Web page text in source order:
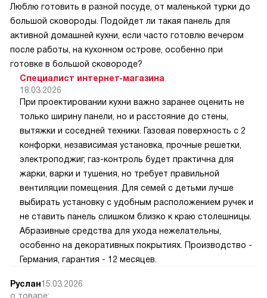
Люблю готовить в разной посуде, от маленькой турки до
большой сковороды. Подойдет ли такая панель для
активной домашней кухни, если часто готовлю вечером
после работы, на кухонном острове, особенно при
готовке в большой сковороде?
Специалист интернет-магазина
18.03.2026
При проектировании кухни важно заранее оценить не
только ширину панели, но и расстояние до стены,
вытяжки и соседней техники. Газовая поверхность с 2
конфорки, независимая установка, прочные решетки,
электроподжиг, газ-контроль будет практична для
жарки, варки и тушения, но требует правильной
вентиляции помещения. Для семей с детьми лучше
выбирать установку с удобным расположением ручек и
не ставить панель слишком близко к краю столешницы.
Абразивные средства для ухода нежелательны,
особенно на декоративных покрытиях. Производство -
Германия, гарантия - 12 месяцев.
Руслан15.03.2026
о товаре: